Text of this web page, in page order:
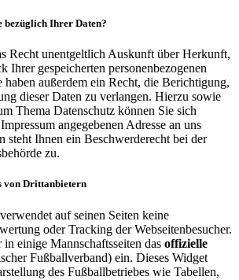
bezüglich Ihrer Daten?
Recht unentgeltlich Auskunft über Herkunft,
Ihrer gespeicherten personenbezogenen
haben außerdem ein Recht, die Berichtigung,
dieser Daten zu verlangen. Hierzu sowie
Thema Datenschutz können Sie sich
angegebenen Adresse an uns
steht Ihnen ein Beschwerderecht bei der
zu.
von Drittanbietern
auf seinen Seiten keine
oder Tracking der Webseitenbesucher.
einige Mannschaftsseiten das offizielle
Fußballverband) ein. Dieses Widget
des Fußballbetriebes wie Tabellen,